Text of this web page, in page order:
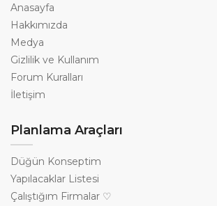
Anasayfa
Hakkımızda
Medya
Gizlilik ve Kullanım
Forum Kuralları
İletişim
Planlama Araçları
Düğün Konseptim
Yapılacaklar Listesi
Çalıştığım Firmalar ♡